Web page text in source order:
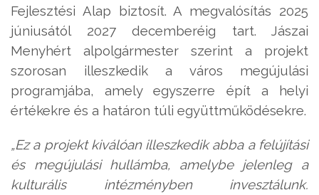
Fejlesztési Alap biztosít. A megvalósítás 2025
júniusától 2027 decemberéig tart. Jászai
Menyhért alpolgármester szerint a projekt
szorosan illeszkedik a város megújulási
programjába, amely egyszerre épít a helyi
értékekre és a határon túli együttműködésekre.
„Ez a projekt kiválóan illeszkedik abba a felújítási
és megújulási hullámba, amelybe jelenleg a
kulturális intézményben invesztálunk.